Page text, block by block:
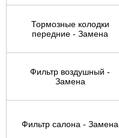
Тормозные колодки
передние - Замена
Фильтр воздушный -
Замена
Фильтр салона - Замена